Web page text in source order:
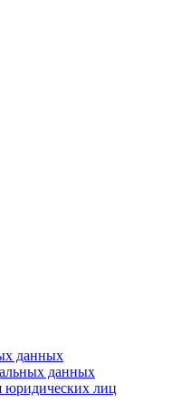
данных
данных
юридических лиц